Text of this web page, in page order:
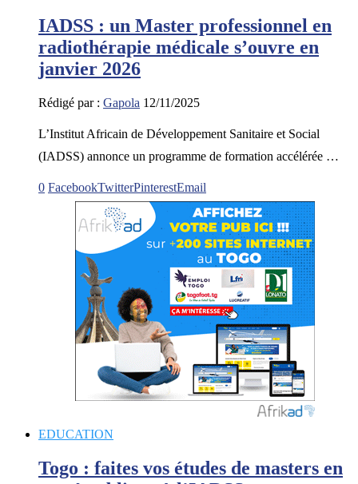
IADSS : un Master professionnel en
radiothérapie médicale s’ouvre en
janvier 2026
Rédigé par : Gapola 12/11/2025
L’Institut Africain de Développement Sanitaire et Social
(IADSS) annonce un programme de formation accélérée …
0 FacebookTwitterPinterestEmail
EDUCATION
Togo : faites vos études de masters en